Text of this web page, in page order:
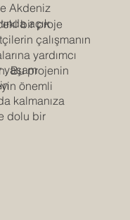
Akdeniz
açık
yaşam
kalmanıza
dolu bir
bir proje
çalışmanın
yardımcı
Bu projenin
önemli